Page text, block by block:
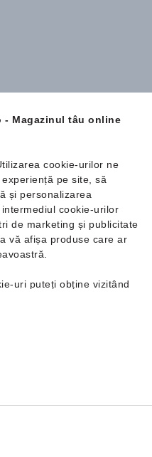
- Magazinul tâu online
cookie-urilor ne
pe site, să
și personalizarea
cookie-urilor
de marketing și publicitate
vă afișa produse care ar
uri puteți obține vizitând